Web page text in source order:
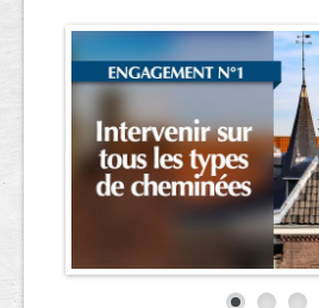
Ramoneurs
Contact et devis